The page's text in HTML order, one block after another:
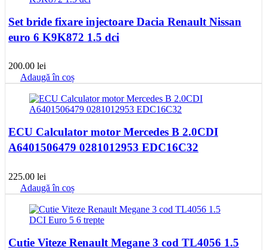
Set bride fixare injectoare Dacia Renault Nissan
euro 6 K9K872 1.5 dci
200.00 lei
Adaugă în coș
ECU Calculator motor Mercedes B 2.0CDI
A6401506479 0281012953 EDC16C32
225.00 lei
Adaugă în coș
Cutie Viteze Renault Megane 3 cod TL4056 1.5